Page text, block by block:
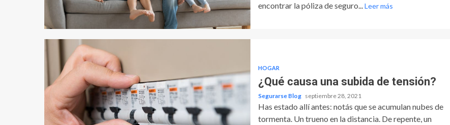
encontrar la póliza de seguro... Leer más
HOGAR
¿Qué causa una subida de tensión?
Segurarse Blog septiembre 28, 2021
Has estado allí antes: notás que se acumulan nubes de
tormenta. Un trueno en la distancia. De repente, un